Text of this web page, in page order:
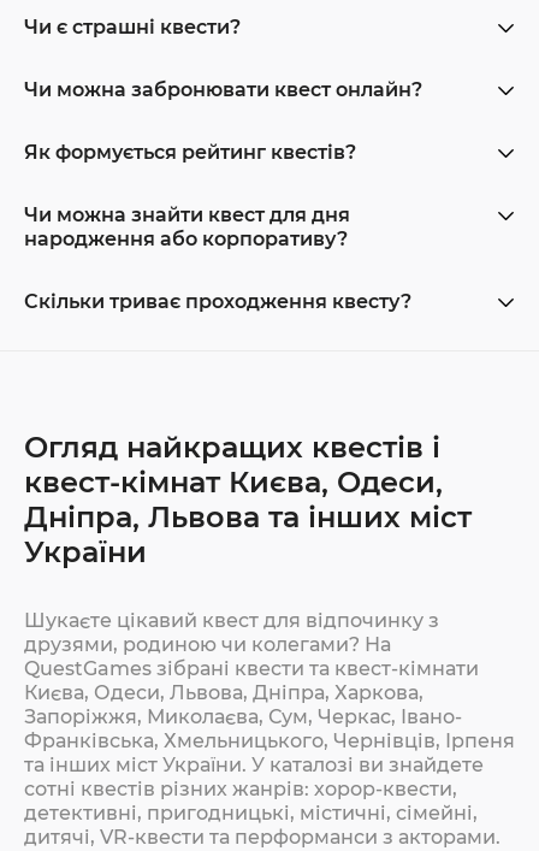
Чи є страшні квести?
Чи можна забронювати квест онлайн?
Як формується рейтинг квестів?
Чи можна знайти квест для дня
народження або корпоративу?
Скільки триває проходження квесту?
Огляд найкращих квестів і
квест-кімнат Києва, Одеси,
Дніпра, Львова та інших міст
України
Шукаєте цікавий квест для відпочинку з
друзями, родиною чи колегами? На
QuestGames зібрані квести та квест-кімнати
Києва, Одеси, Львова, Дніпра, Харкова,
Запоріжжя, Миколаєва, Сум, Черкас, Івано-
Франківська, Хмельницького, Чернівців, Ірпеня
та інших міст України. У каталозі ви знайдете
сотні квестів різних жанрів: хорор-квести,
детективні, пригодницькі, містичні, сімейні,
дитячі, VR-квести та перформанси з акторами.